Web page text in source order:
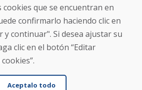
de información
919 282 306
cookies que se encuentran en
confirmarlo haciendo clic en
y continuar". Si desea ajustar su
clic en el botón “Editar
Aceptalo todo